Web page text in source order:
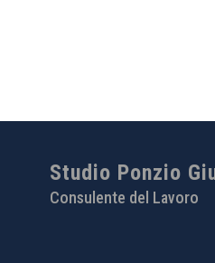
Studio Ponzio
Consulente del Lavoro